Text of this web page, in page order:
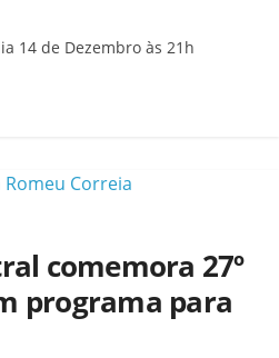
14 de Dezembro às 21h
comemora 27º
programa para